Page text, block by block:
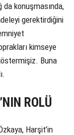
konuşmasında,
gerektirdiğini
kimseye
Buna
ROLÜ
Harşit’in